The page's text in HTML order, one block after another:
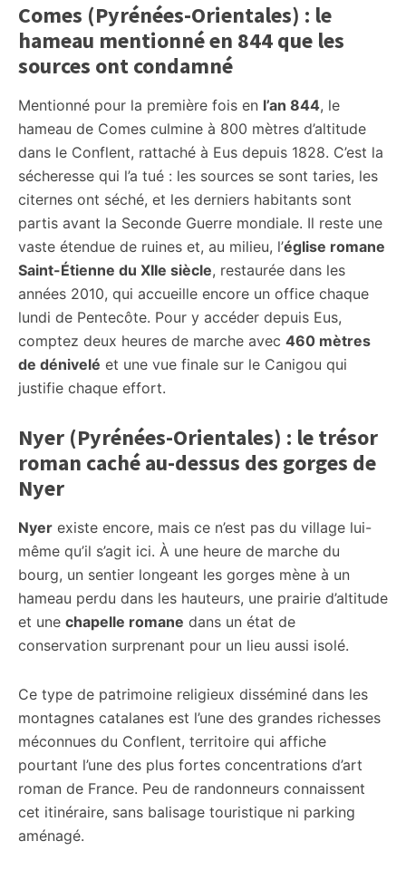
Comes (Pyrénées-Orientales) : le
hameau mentionné en 844 que les
sources ont condamné
Mentionné pour la première fois en l’an 844, le
hameau de Comes culmine à 800 mètres d’altitude
dans le Conflent, rattaché à Eus depuis 1828. C’est la
sécheresse qui l’a tué : les sources se sont taries, les
citernes ont séché, et les derniers habitants sont
partis avant la Seconde Guerre mondiale. Il reste une
vaste étendue de ruines et, au milieu, l’église romane
Saint-Étienne du XIIe siècle, restaurée dans les
années 2010, qui accueille encore un office chaque
lundi de Pentecôte. Pour y accéder depuis Eus,
comptez deux heures de marche avec 460 mètres
de dénivelé et une vue finale sur le Canigou qui
justifie chaque effort.
Nyer (Pyrénées-Orientales) : le trésor
roman caché au-dessus des gorges de
Nyer
Nyer existe encore, mais ce n’est pas du village lui-
même qu’il s’agit ici. À une heure de marche du
bourg, un sentier longeant les gorges mène à un
hameau perdu dans les hauteurs, une prairie d’altitude
et une chapelle romane dans un état de
conservation surprenant pour un lieu aussi isolé.
Ce type de patrimoine religieux disséminé dans les
montagnes catalanes est l’une des grandes richesses
méconnues du Conflent, territoire qui affiche
pourtant l’une des plus fortes concentrations d’art
roman de France. Peu de randonneurs connaissent
cet itinéraire, sans balisage touristique ni parking
aménagé.